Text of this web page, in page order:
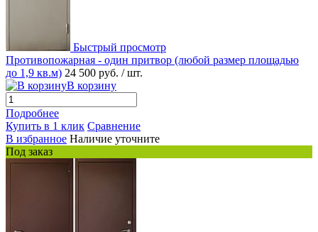
Быстрый просмотр
Противопожарная - один притвор (любой размер площадью
до 1,9 кв.м) 24 500 руб. / шт.
В корзину
Подробнее
Купить в 1 клик Сравнение
В избранное Наличие уточните
Под заказ